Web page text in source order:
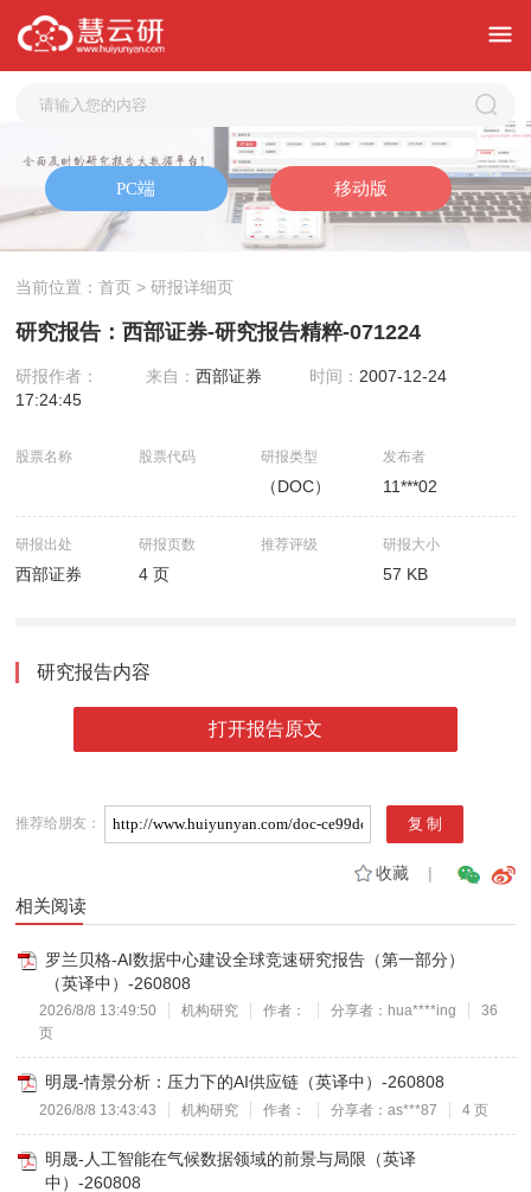
当前位置：首页 > 研报详细页
研究报告：西部证券-研究报告精粹-071224
研报作者： 来自：西部证券 时间： 2007-12-24
17:24:45
股票名称 股票代码 研报类型
（DOC）
发布者
11***02
研报出处
西部证券
研报页数
4 页
推荐评级 研报大小
57 KB
研究报告内容
打开报告原文
推荐给朋友：
收藏|
相关阅读
罗兰贝格-AI数据中心建设全球竞速研究报告（第一部分）
（英译中）-260808
2026/8/8 13:49:50 机构研究 作者： 分享者：hua****ing
36
页
明晟-情景分析：压力下的AI供应链（英译中）-260808
2026/8/8 13:43:43 机构研究 作者： 分享者：as***87 4 页
明晟-人工智能在气候数据领域的前景与局限（英译
中）-260808